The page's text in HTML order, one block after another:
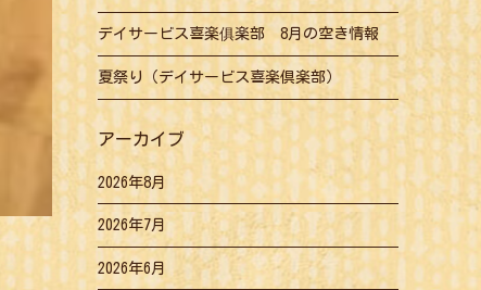
デイサービス喜楽俱楽部 8月の空き情報
夏祭り（デイサービス喜楽倶楽部）
アーカイブ
2026年8月
2026年7月
2026年6月